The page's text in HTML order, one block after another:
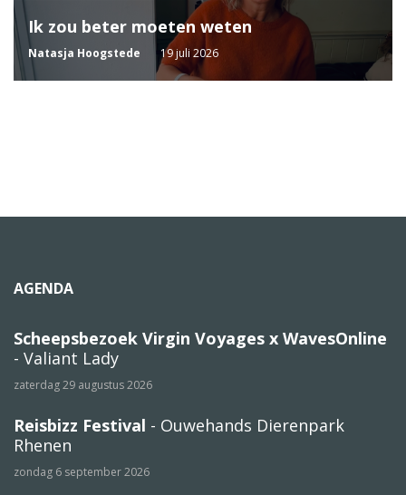
Ik zou beter moeten weten
Natasja Hoogstede 19 juli 2026
AGENDA
Scheepsbezoek Virgin Voyages x WavesOnline
- Valiant Lady
zaterdag 29 augustus 2026
Reisbizz Festival - Ouwehands Dierenpark
Rhenen
zondag 6 september 2026